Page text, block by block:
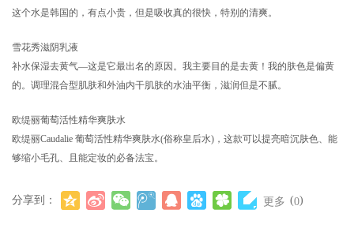
这个水是韩国的，有点小贵，但是吸收真的很快，特别的清爽。
雪花秀滋阴乳液
补水保湿去黄气—这是它最出名的原因。我主要目的是去黄！我的肤色是偏黄
的。调理混合型肌肤和外油内干肌肤的水油平衡，滋润但是不腻。
欧缇丽葡萄活性精华爽肤水
欧缇丽Caudalie 葡萄活性精华爽肤水(俗称皇后水)，这款可以提亮暗沉肤色、能
够缩小毛孔、且能定妆的必备法宝。
分享到： 更多 (0)